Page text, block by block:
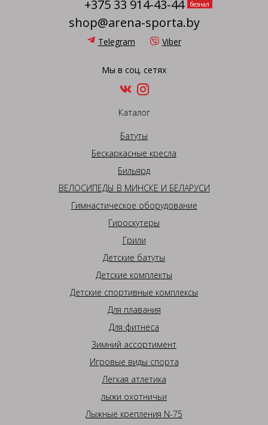
+375 33 914-43-44
безнал
shop@arena-sporta.by
Telegram Viber
Мы в соц. сетях
Каталог
Батуты
Бескаркасные кресла
Бильярд
ВЕЛОСИПЕДЫ В МИНСКЕ И БЕЛАРУСИ
Гимнастическое оборудование
Гироскутеры
Грили
Детские батуты
Детские комплекты
Детские спортивные комплексы
Для плавания
Для фитнеса
Зимний ассортимент
Игровые виды спорта
Легкая атлетика
лыжи охотничьи
Лыжные крепления N-75